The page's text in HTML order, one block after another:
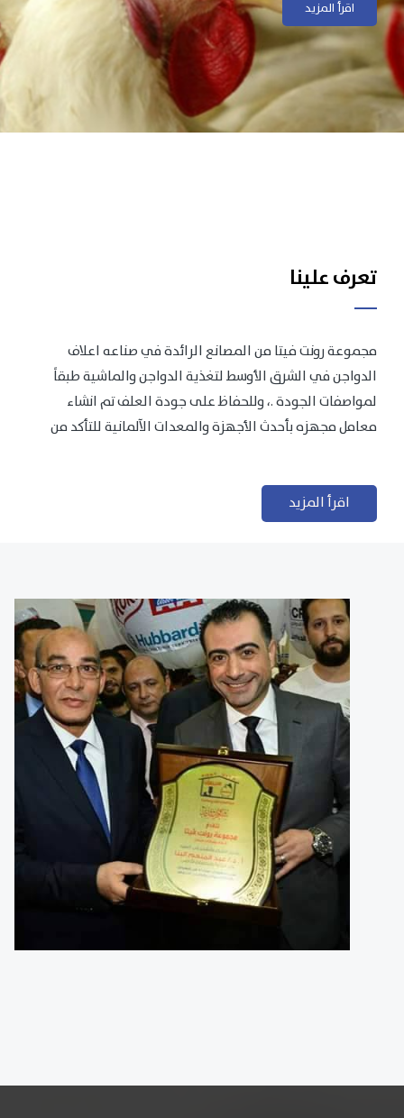
اقرأ المزيد
اقرأ المزيد
تعرف علينا
مجموعة رونت فيتا من المصانع الرائدة في صناعه اعلاف
الدواجن في الشرق الأوسط لتغذية الدواجن والماشية طبقاً
لمواصفات الجودة .، وللحفاظ على جودة العلف تم انشاء
معامل مجهزه بأحدث الأجهزة والمعدات الآلمانية للتأكد من
اقرأ المزيد